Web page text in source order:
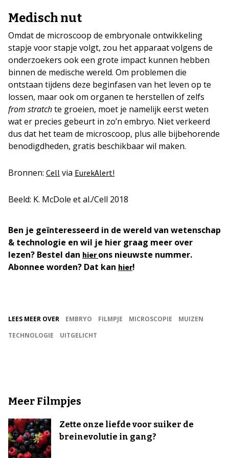
Medisch nut
Omdat de microscoop de embryonale ontwikkeling
stapje voor stapje volgt, zou het apparaat volgens de
onderzoekers ook een grote impact kunnen hebben
binnen de medische wereld. Om problemen die
ontstaan tijdens deze beginfasen van het leven op te
lossen, maar ook om organen te herstellen of zelfs
from stratchte groeien, moet je namelijk eerst weten
wat er precies gebeurt in zo’n embryo. Niet verkeerd
dus dat het team de microscoop, plus alle bijbehorende
benodigdheden, gratis beschikbaar wil maken.
Bronnen: Cell via EurekAlert!
Beeld: K. McDole et al./Cell 2018
Ben je geïnteresseerd in de wereld van wetenschap
& technologie en wil je hier graag meer over
lezen? Bestel dan hierons nieuwste nummer.
Abonnee worden? Dat kan hier!
LEES MEER OVER EMBRYO FILMPJE MICROSCOPIE
MUIZEN
TECHNOLOGIE
UITGELICHT
Meer Filmpjes
Zette onze liefde voor suiker de
breinevolutie in gang?